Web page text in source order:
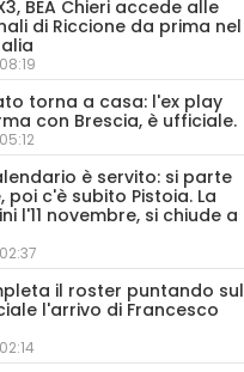
BEA Chieri accede alle
di Riccione da prima nel
torna a casa: l'ex play
con Brescia, è ufficiale.
è servito: si parte
poi c'è subito Pistoia. La
l'11 novembre, si chiude a
il roster puntando sul
l'arrivo di Francesco